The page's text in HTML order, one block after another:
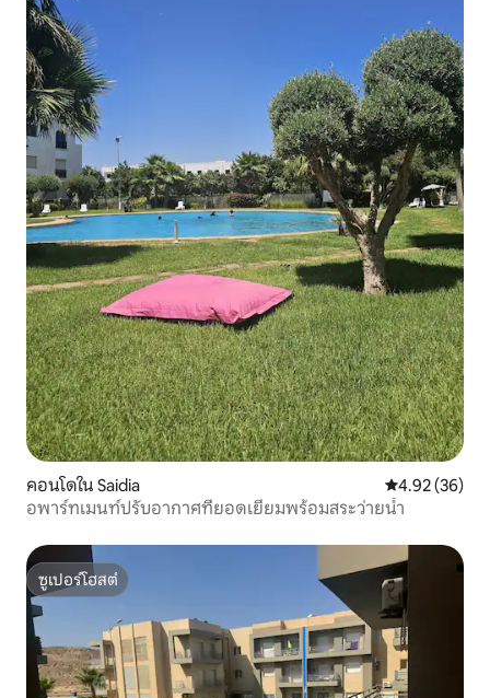
คอนโดใน Saidia คะแนนเฉลี่ย
4.92 (36)
อพาร์ทเมนท์ปรับอากาศที่ยอดเยี่ยมพร้อมสระว่ายน้ำ
ซูเปอร์โฮสต์
ซูเปอร์โฮสต์